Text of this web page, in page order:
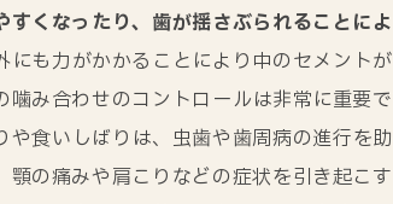
すくなったり、歯が揺さぶられることに
にも力がかかることにより中のセメント
噛み合わせのコントロールは非常に重要で
や食いしばりは、虫歯や歯周病の進行を
顎の痛みや肩こりなどの症状を引き起こす